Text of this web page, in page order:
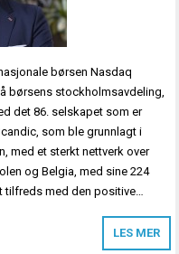
børsen Nasdaq
børsens stockholmsavdeling,
det 86. selskapet som er
som ble grunnlagt i
med et sterkt nettverk over
og Belgia, med sine 224
tilfreds med den positive…
LES MER